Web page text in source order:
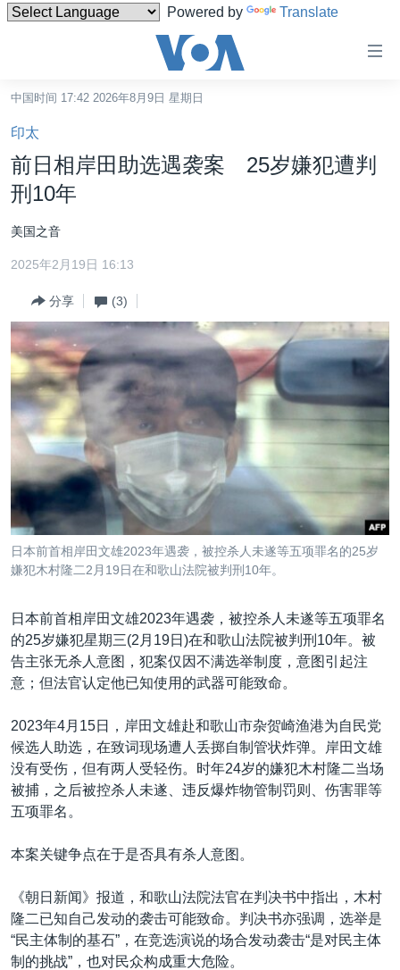
Powered by Translate
碍
链
接
转
内
容
到
导
航
转
索
中国
最新国际新闻
印太
中东
欧洲
非洲
美洲
全球议题
分类新闻
经济·金融·贸易
人权·法律·宗教
科教·文娱·体健
军事
劳工
环境
美中关系
热点专题
白宫要闻
国会报道
美中关系
美国建国250周年
埃博拉疫情
美国之音专访
台海两岸关系
南中国海争端
关注新疆
GEN Z 看美国
VOA视频
VOA今日焦点
中文广播
关注我们
其他语言网站
中国时间 17:42 2026年8月9日 星期日
印太
前日相岸田助选遇袭案 25岁嫌犯遭判
刑10年
美国之音
2025年2月19日 16:13
分享 (3)
日本前首相岸田文雄2023年遇袭，被控杀人未遂等五项罪名的25岁
嫌犯木村隆二2月19日在和歌山法院被判刑10年。
日本前首相岸田文雄2023年遇袭，被控杀人未遂等五项罪名
的25岁嫌犯星期三(2月19日)在和歌山法院被判刑10年。被
告主张无杀人意图，犯案仅因不满选举制度，意图引起注
意；但法官认定他已知使用的武器可能致命。
2023年4月15日，岸田文雄赴和歌山市杂贺崎渔港为自民党
候选人助选，在致词现场遭人丢掷自制管状炸弹。岸田文雄
没有受伤，但有两人受轻伤。时年24岁的嫌犯木村隆二当场
被捕，之后被控杀人未遂、违反爆炸物管制罚则、伤害罪等
五项罪名。
本案关键争点在于是否具有杀人意图。
《朝日新闻》报道，和歌山法院法官在判决书中指出，木村
隆二已知自己发动的袭击可能致命。判决书亦强调，选举是
“民主体制的基石”，在竞选演说的场合发动袭击“是对民主体
制的挑战”，也对民众构成重大危险。